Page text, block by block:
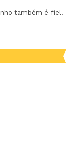
também é fiel.